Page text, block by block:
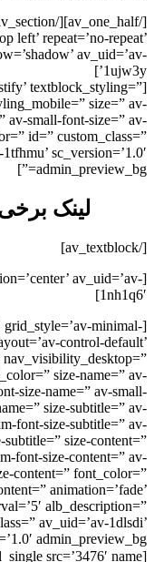
left’ repeat=’no-
shadow=’shadow’
av-small-font-
color=” id=”
1tfhmu’
لینک برخی
position=’center’
grid_style=’av-
control-
size-
font-size-name=” av-
name=” size-
font-size-
size-subtitle=” size-
font-size-
size-content=”
interval=’5′
av_uid=’av-